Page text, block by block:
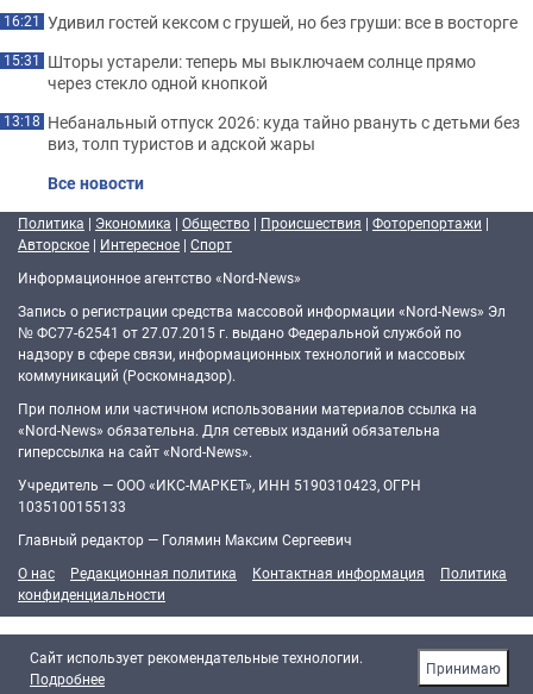
16:21 Удивил гостей кексом с грушей, но без груши: все в восторге
15:31 Шторы устарели: теперь мы выключаем солнце прямо
через стекло одной кнопкой
13:18 Небанальный отпуск 2026: куда тайно рвануть с детьми без
виз, толп туристов и адской жары
Все новости
Политика | Экономика | Общество | Происшествия | Фоторепортажи |
Авторское | Интересное | Спорт
Информационное агентство «Nord-News»
Запись о регистрации средства массовой информации «Nord-News» Эл
№ ФС77-62541 от 27.07.2015 г. выдано Федеральной службой по
надзору в сфере связи, информационных технологий и массовых
коммуникаций (Роскомнадзор).
При полном или частичном использовании материалов ссылка на
«Nord-News» обязательна. Для сетевых изданий обязательна
гиперссылка на сайт «Nord-News».
Учредитель — ООО «ИКС-МАРКЕТ», ИНН 5190310423, ОГРН
1035100155133
Главный редактор — Голямин Максим Сергеевич
О нас
Редакционная политика Контактная информация
Политика
конфиденциальности
Cайт использует рекомендательные технологии.
Подробнее
Принимаю